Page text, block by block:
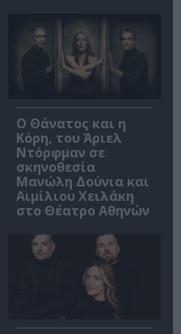
Ο Θάνατος και η
Κόρη, του Άριελ
Ντόρφμαν σε
σκηνοθεσία
Μανώλη Δούνια και
Αιμίλιου Χειλάκη
στο Θέατρο Αθηνών